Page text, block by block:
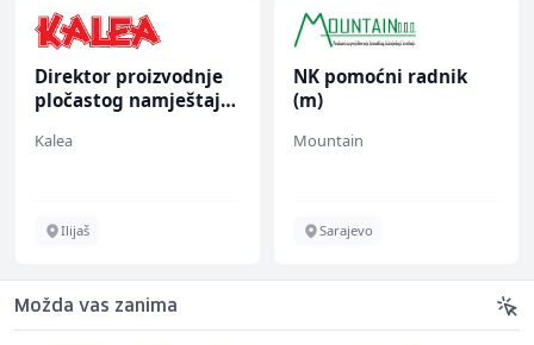
Direktor proizvodnje
pločastog namještaja
Kalea
Ilijaš
NK pomoćni radnik
(m)
Mountain
Sarajevo
Možda vas zanima